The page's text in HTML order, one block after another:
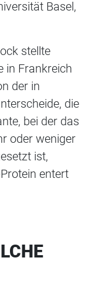
Basel,
stellte
in Frankreich
der in
die
bei der das
oder weniger
ist,
entert